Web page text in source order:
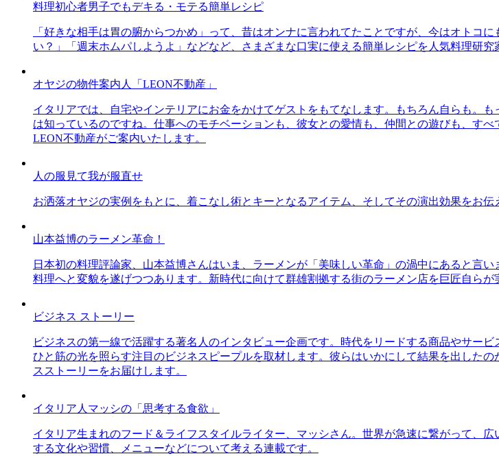
料理初心者男子でもデキる・モテる簡単レシピ
「好きな相手は胃の腑からつかめ」って、昔はオンナに言われてたことですが、今はオトコ
い？」「週末ホムパしようよ」などなど、さまざまな口実に使える簡単レシピを人気料理研究
オヤジの物件案内人「LEON不動産」
イタリアでは、自宅やインテリアにお金をかけてゲストをもてなします。もちろん自らも。
は知っているのですね。仕事へのモチベーションも、彼女との愛情も、仲間との遊びも、す
LEON不動産がご案内いたします。
人の服見て我が服直せ
お洒落オヤジの実例をもとに、着こなし術とキーとなるアイテム、そしてその演出効果をお伝
山本益博のラーメン革命！
日本初の料理評論家、山本益博さんはいま、ラーメンが「美味しい革命」の渦中にあると言
料理へと変貌を遂げつつあります。新時代に向けて群雄割拠する街のラーメン店を巨匠自らが
ビジネス ストーリー
ビジネスの第一線で活躍する著名人のインタビュー企画です。時代をリードする商品やサー
ひと筋の光を照らす注目のビジネスピープルを取材します。彼らはいかにして結果を出した
スストーリーをお届けします。
イタリア人マッシの「思考する食欲」
イタリア生まれのフード＆ライフスタイルライター、マッシさん。世界が急速に繋がって、
する文化や習慣、メニューなどについて考える連載です。